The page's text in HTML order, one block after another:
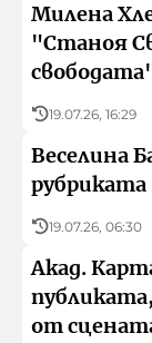
Милена
"Станоя
19.07.26, 16:29
Веселина
19.07.26, 06:30
Акад.
от